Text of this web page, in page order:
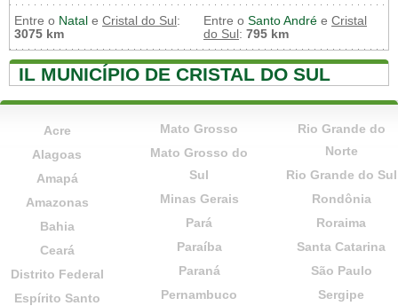
Entre o Natal e Cristal do Sul :
3075 km
Entre o Santo André e Cristal
do Sul : 795 km
IL MUNICÍPIO DE CRISTAL DO SUL
Acre
Alagoas
Amapá
Amazonas
Bahia
Ceará
Distrito Federal
Espírito Santo
Mato Grosso
Mato Grosso do
Sul
Minas Gerais
Pará
Paraíba
Paraná
Pernambuco
Rio Grande do
Norte
Rio Grande do Sul
Rondônia
Roraima
Santa Catarina
São Paulo
Sergipe